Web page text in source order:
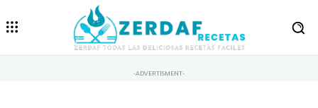
-ADVERTISMENT-